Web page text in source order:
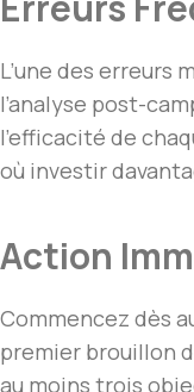
L’une des erreurs
l’analyse post-
l’efficacité de
où investir
Action
Commencez dès
premier brouillon
au moins trois